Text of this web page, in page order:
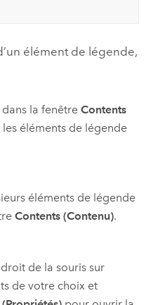
élément de légende,
la fenêtre Contents
éléments de légende
éléments de légende
Contents (Contenu).
de la souris sur
de votre choix et